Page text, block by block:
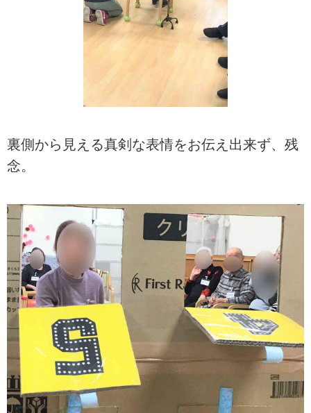
裏側から見える真剣な表情をお伝え出来ず、残
念。